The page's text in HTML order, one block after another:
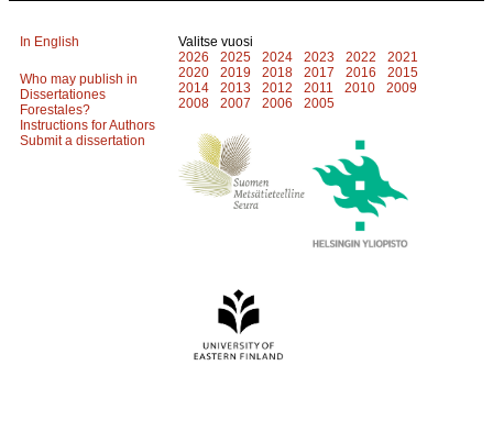
In English
Who may publish in
Dissertationes
Forestales?
Instructions for Authors
Submit a dissertation
Valitse vuosi
2026
2025 2024 2023 2022
2021
2020
2019 2018 2017 2016
2015
2014
2013 2012 2011 2010
2009
2008
2007 2006 2005